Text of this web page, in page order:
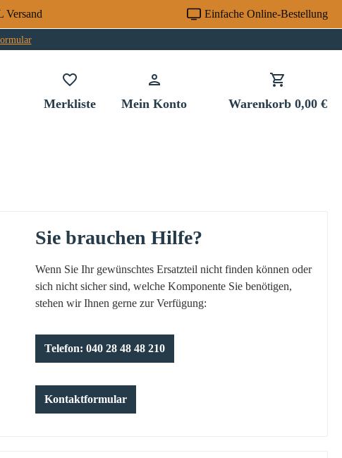
Versand Einfache Online-Bestellung
MerklisteDu hast 0 Produkte auf dem Merkzettel
Mein Konto Warenkorb 0,00 €
Sie brauchen Hilfe?
Wenn Sie Ihr gewünschtes Ersatzteil nicht finden können oder
sich nicht sicher sind, welche Komponente Sie benötigen,
stehen wir Ihnen gerne zur Verfügung:
Telefon: 040 28 48 48 210
Kontaktformular